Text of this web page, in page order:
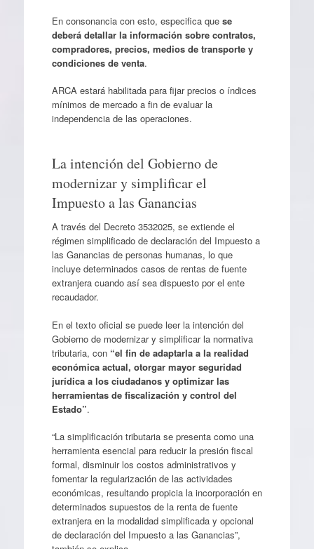
En consonancia con esto, especifica que se
deberá detallar la información sobre contratos,
compradores, precios, medios de transporte y
condiciones de venta.
ARCA estará habilitada para fijar precios o índices
mínimos de mercado a fin de evaluar la
independencia de las operaciones.
La intención del Gobierno de
modernizar y simplificar el
Impuesto a las Ganancias
A través del Decreto 3532025, se extiende el
régimen simplificado de declaración del Impuesto a
las Ganancias de personas humanas, lo que
incluye determinados casos de rentas de fuente
extranjera cuando así sea dispuesto por el ente
recaudador.
En el texto oficial se puede leer la intención del
Gobierno de modernizar y simplificar la normativa
tributaria, con “el fin de adaptarla a la realidad
económica actual, otorgar mayor seguridad
jurídica a los ciudadanos y optimizar las
herramientas de fiscalización y control del
Estado”.
“La simplificación tributaria se presenta como una
herramienta esencial para reducir la presión fiscal
formal, disminuir los costos administrativos y
fomentar la regularización de las actividades
económicas, resultando propicia la incorporación en
determinados supuestos de la renta de fuente
extranjera en la modalidad simplificada y opcional
de declaración del Impuesto a las Ganancias”,